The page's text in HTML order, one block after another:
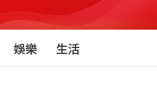
娛樂 生活